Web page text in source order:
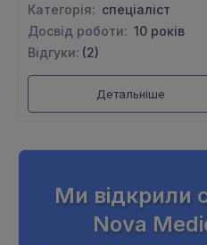
Категорія: спеціаліст
Досвід роботи: 10 років
Відгуки: (2)
Детальніше
Ми відкрили
Nova